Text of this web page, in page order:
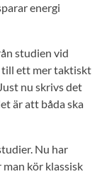
energi
studien vid
till ett mer taktiskt
nu skrivs det
är att båda ska
Nu har
kör klassisk